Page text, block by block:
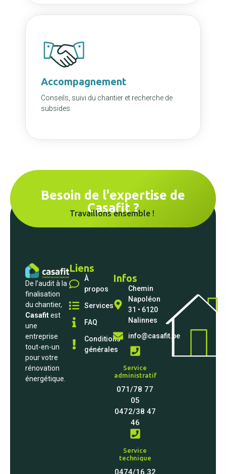
Accompagnement
Conseils, suivi du chantier et recherche de
subsides.
Besoin de l'expertise de
Casafit ?
Travaillons ensemble !
De l’audit à la
finalisation
du chantier,
Casafitest
une
entreprise
tout-en-un
pour votre
rénovation
énergétique.
Liens
À
propos
Services
FAQ
Conditions
générales
Infos
Chemin
Napoléon
31 • 6120
Nalinnes
info@casafit.be
Service
administratif
071/78 77
05
0472/38 47
46‬
Service
technique
0474/16 32